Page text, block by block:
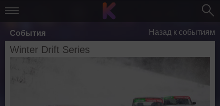
События Назад к событиям
Winter Drift Series